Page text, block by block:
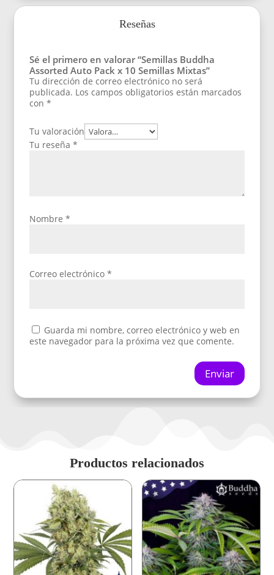
Reseñas
Sé el primero en valorar “Semillas Buddha
Assorted Auto Pack x 10 Semillas Mixtas”
Tu dirección de correo electrónico no será
publicada. Los campos obligatorios están marcados
con*
Tu valoración
Tu reseña*
Nombre*
Correo electrónico*
Guarda mi nombre, correo electrónico y web en
este navegador para la próxima vez que comente.
Enviar
Productos relacionados